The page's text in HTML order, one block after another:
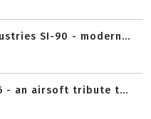
SI-90 - modern...
- an airsoft tribute t...